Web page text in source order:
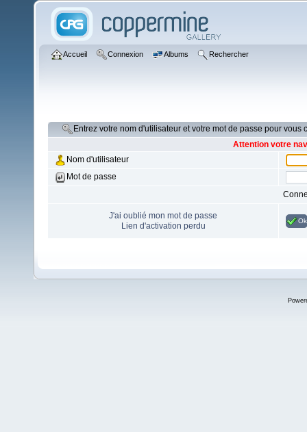
Accueil Connexion Albums Rechercher
Entrez votre nom d'utilisateur et votre mot de passe pour vous
Attention votre
Nom d'utilisateur
Mot de passe
J'ai oublié mon mot de passe
Lien d'activation perdu
Ok